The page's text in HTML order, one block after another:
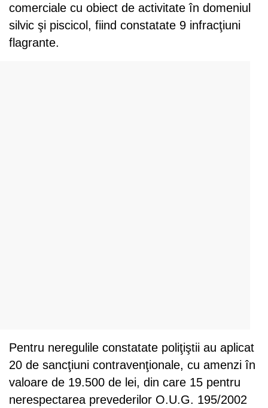
comerciale cu obiect de activitate în domeniul
silvic şi piscicol, fiind constatate 9 infracţiuni
flagrante.
Pentru neregulile constatate poliţiştii au aplicat
20 de sancţiuni contravenţionale, cu amenzi în
valoare de 19.500 de lei, din care 15 pentru
nerespectarea prevederilor O.U.G. 195/2002